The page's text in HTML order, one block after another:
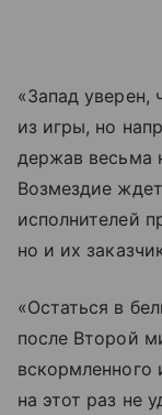
«Запад
из игры, но
держав весьма
Возмездие
исполнителей
но и их
«Остаться в
после Второй
вскормленного
на этот раз не